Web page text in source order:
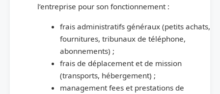
l’entreprise pour son fonctionnement :
frais administratifs généraux (petits achats,
fournitures, tribunaux de téléphone,
abonnements) ;
frais de déplacement et de mission
(transports, hébergement) ;
management fees et prestations de